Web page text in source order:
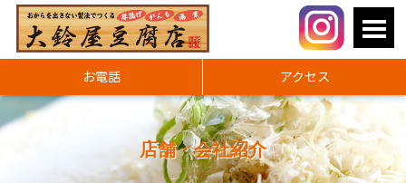
お電話 アクセス
店舗・会社紹介